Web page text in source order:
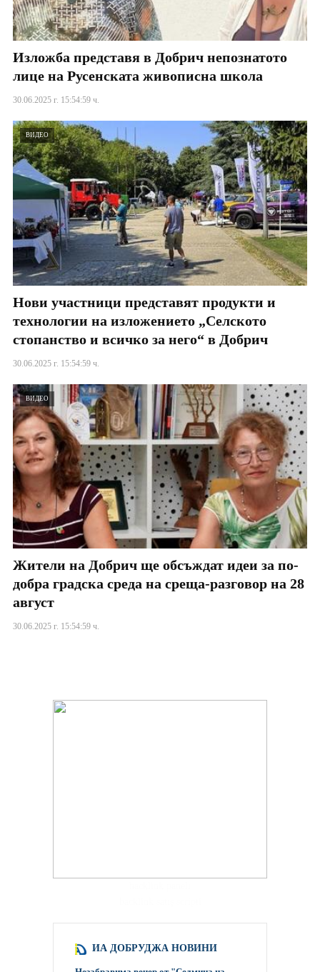
Изложба представя в Добрич непознатото
лице на Русенската живописна школа
30.06.2025 г. 15:54:59 ч.
ВИДЕО
Нови участници представят продукти и
технологии на изложението „Селското
стопанство и всичко за него“ в Добрич
30.06.2025 г. 15:54:59 ч.
ВИДЕО
Жители на Добрич ще обсъждат идеи за по-
добра градска среда на среща-разговор на 28
август
30.06.2025 г. 15:54:59 ч.
ИА ДОБРУДЖА НОВИНИ